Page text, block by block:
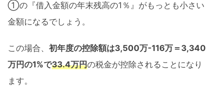
①の『借入金額の年末残高の1％』がもっとも小さい
金額になるでしょう。
この場合、 初年度の控除額は3,500万-116万＝3,340
万円の1%で33.4万円の税金が控除されることになり
ます。